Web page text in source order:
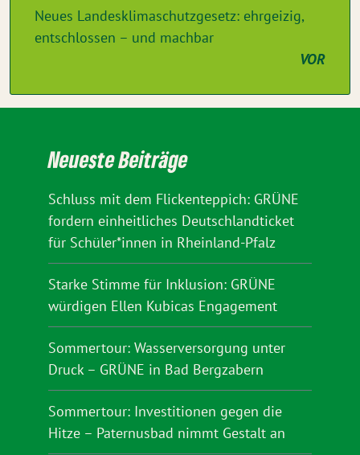
Neues Landesklimaschutzgesetz: ehrgeizig,
entschlossen – und machbar
VOR
Neueste Beiträge
Schluss mit dem Flickenteppich: GRÜNE
fordern einheitliches Deutschlandticket
für Schüler*innen in Rheinland-Pfalz
Starke Stimme für Inklusion: GRÜNE
würdigen Ellen Kubicas Engagement
Sommertour: Wasserversorgung unter
Druck – GRÜNE in Bad Bergzabern
Sommertour: Investitionen gegen die
Hitze – Paternusbad nimmt Gestalt an